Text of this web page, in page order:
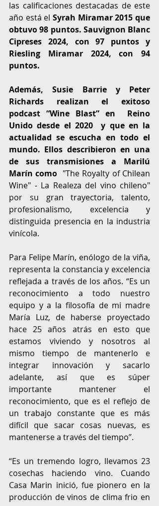
las calificaciones destacadas de este
año está el Syrah Miramar 2015 que
obtuvo 98 puntos. Sauvignon Blanc
Cipreses 2024, con 97 puntos y
Riesling Miramar 2024, con 94
puntos.
Además, Susie Barrie y Peter
Richards realizan el exitoso
podcast “Wine Blast” en  Reino
Unido desde el 2020  y que en la
actualidad se escucha en todo el
mundo. Ellos describieron en una
de sus transmisiones a Marilú
Marín como "The Royalty of Chilean
Wine" - La Realeza del vino chileno"
por su gran trayectoria, talento,
profesionalismo, excelencia y
distinguida presencia en la industria
vinícola.
Para Felipe Marín, enólogo de la viña,
representa la constancia y excelencia
reflejada a través de los años. “Es un
reconocimiento a todo nuestro
equipo y a la filosofía de mi madre
María Luz, de haberse proyectado
hace 25 años atrás en esto que
estamos viviendo y nosotros al
mismo tiempo de mantenerlo e
integrar innovación y sacarlo
adelante, así que es súper
importante mantener el
reconocimiento, que es el reflejo de
un trabajo constante que es más
difícil que sacar cosas nuevas, es
mantenerse a través del tiempo”.
“Es un tremendo logro, llevamos 23
cosechas haciendo vino. Cuando
Casa Marin inició, fue pionero en la
producción de vinos de clima frio en